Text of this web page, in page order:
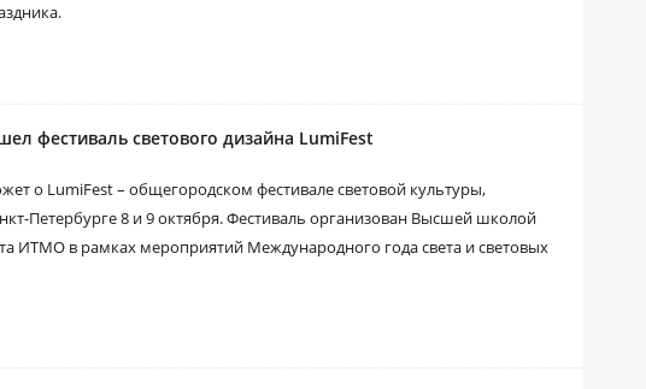
фестиваль светового дизайна LumiFest
о LumiFest – общегородском фестивале световой культуры,
Петербурге 8 и 9 октября. Фестиваль организован Высшей школой
ИТМО в рамках мероприятий Международного года света и световых